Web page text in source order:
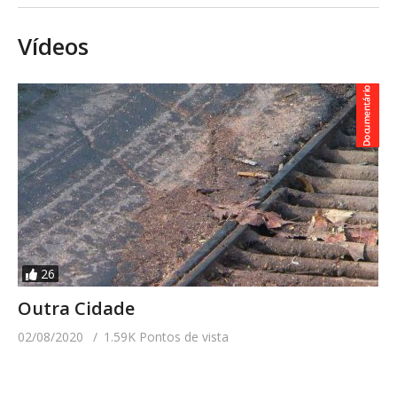
Vídeos
26
Outra Cidade
02/08/2020 1.59K Pontos de vista